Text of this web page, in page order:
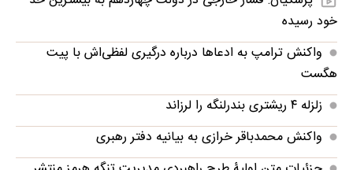
خود رسیده
واکنش ترامپ به ادعاها درباره درگیری لفظی‌اش با پیت
هگست
زلزله ۴ ریشتری بندرلنگه را لرزاند
واکنش محمدباقر خرازی به بیانیه دفتر رهبری